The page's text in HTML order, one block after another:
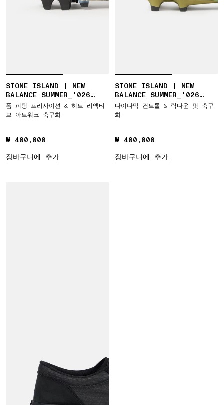
STONE ISLAND | NEW
BALANCE SUMMER_'026
CAPSULE FURON ELITE FG
V9
폼 피팅 프리사이션 & 히트 리액티
브 아트워크 축구화
₩ 400,000
₩ 400,000
장바구니에 추가
STONE ISLAND | NEW
BALANCE SUMMER_'026
CAPSULE TEKELA ELITE
LOW FG V5
다이나믹 컨트롤 & 락다운 핏 축구
화
₩ 400,000
₩ 400,000
장바구니에 추가